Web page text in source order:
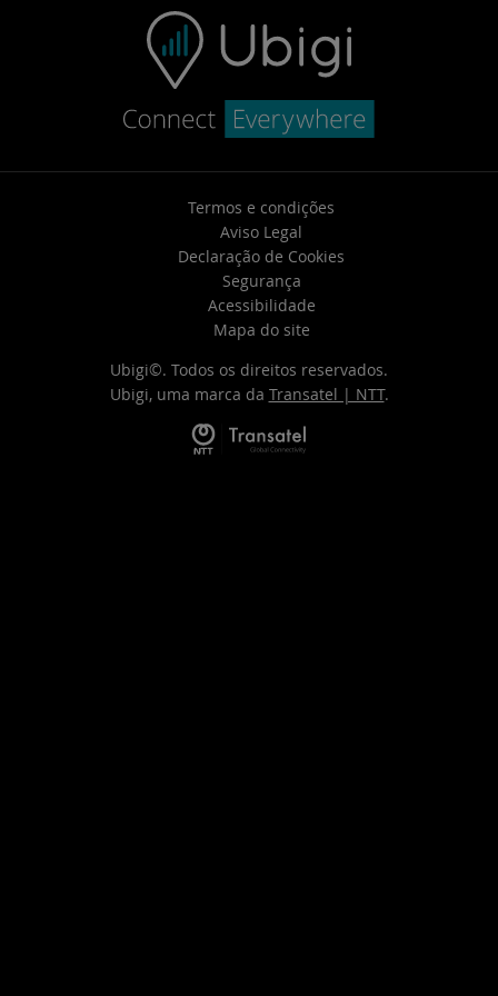
Termos e condições
Aviso Legal
Declaração de Cookies
Segurança
Acessibilidade
Mapa do site
Ubigi©. Todos os direitos reservados.
Ubigi, uma marca da Transatel | NTT.